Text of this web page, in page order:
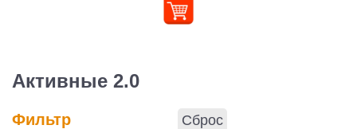
Активные 2.0
Фильтр Сброс